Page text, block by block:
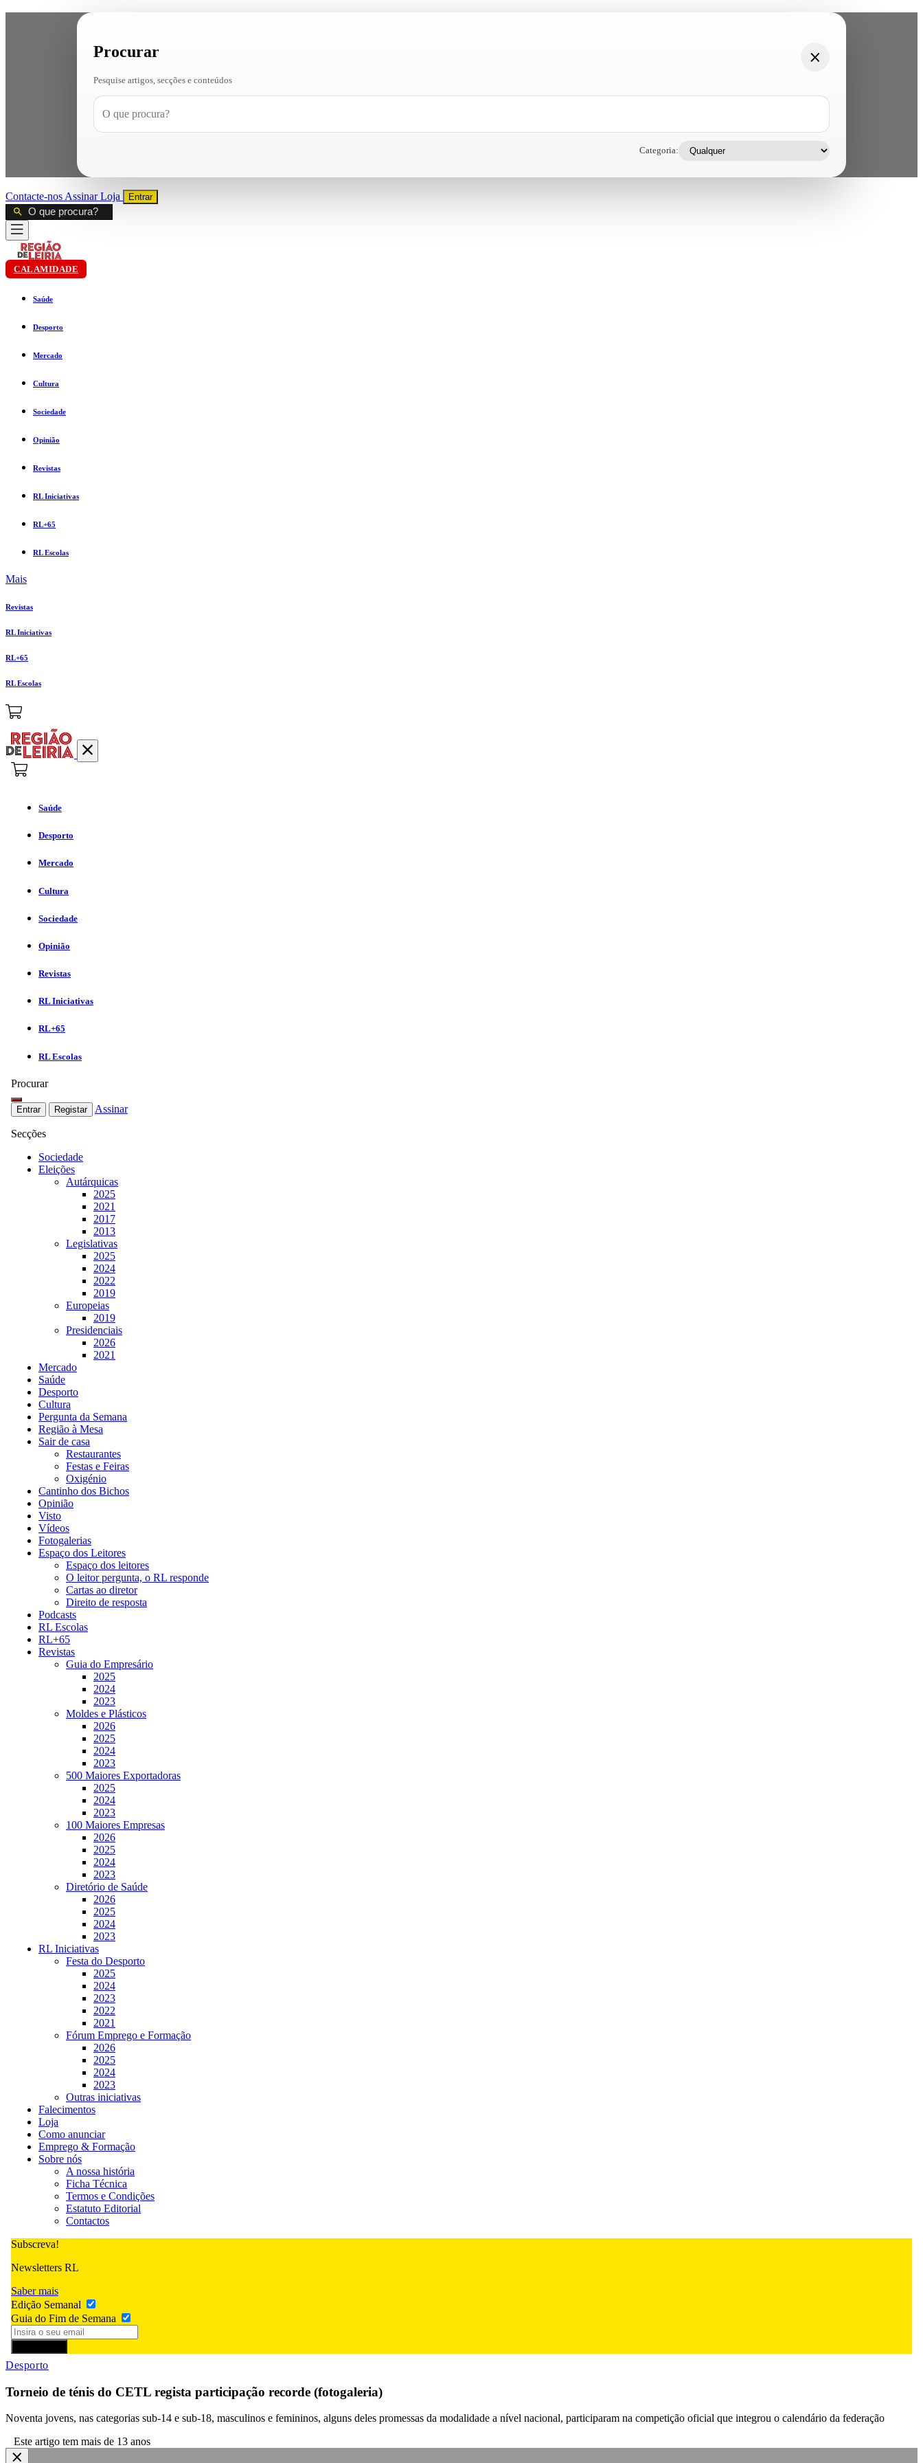
Procurar
Pesquise artigos, secções e conteúdos
Categoria:
Contacte-nos AssinarLoja Entrar
CALAMIDADE
Saúde
Desporto
Mercado
Cultura
Sociedade
Opinião
Revistas
RL Iniciativas
RL+65
RL Escolas
Mais
Revistas
RL Iniciativas
RL+65
RL Escolas
Saúde
Desporto
Mercado
Cultura
Sociedade
Opinião
Revistas
RL Iniciativas
RL+65
RL Escolas
Procurar
Entrar Registar Assinar
Secções
Sociedade
Eleições
Autárquicas
2025
2021
2017
2013
Legislativas
2025
2024
2022
2019
Europeias
2019
Presidenciais
2026
2021
Mercado
Saúde
Desporto
Cultura
Pergunta da Semana
Região à Mesa
Sair de casa
Restaurantes
Festas e Feiras
Oxigénio
Cantinho dos Bichos
Opinião
Visto
Vídeos
Fotogalerias
Espaço dos Leitores
Espaço dos leitores
O leitor pergunta, o RL responde
Cartas ao diretor
Direito de resposta
Podcasts
RL Escolas
RL+65
Revistas
Guia do Empresário
2025
2024
2023
Moldes e Plásticos
2026
2025
2024
2023
500 Maiores Exportadoras
2025
2024
2023
100 Maiores Empresas
2026
2025
2024
2023
Diretório de Saúde
2026
2025
2024
2023
RL Iniciativas
Festa do Desporto
2025
2024
2023
2022
2021
Fórum Emprego e Formação
2026
2025
2024
2023
Outras iniciativas
Falecimentos
Loja
Como anunciar
Emprego & Formação
Sobre nós
A nossa história
Ficha Técnica
Termos e Condições
Estatuto Editorial
Contactos
Subscreva!
Newsletters RL
Saber mais
Edição Semanal
Guia do Fim de Semana
Desporto
Torneio de ténis do CETL regista participação recorde (fotogaleria)
Noventa jovens, nas categorias sub-14 e sub-18, masculinos e femininos, alguns deles promessas da modalidade a nível nacional, participaram na competição oficial que integrou o calendário da federação
Este artigo tem mais de 13 anos